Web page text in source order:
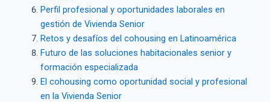
Perfil profesional y oportunidades laborales en
gestión de Vivienda Senior
Retos y desafíos del cohousing en Latinoamérica
Futuro de las soluciones habitacionales senior y
formación especializada
El cohousing como oportunidad social y profesional
en la Vivienda Senior